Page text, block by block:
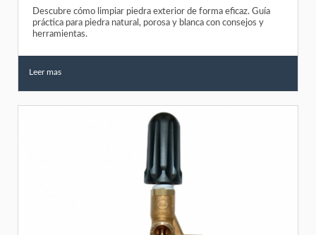
Descubre cómo limpiar piedra exterior de forma eficaz. Guía
práctica para piedra natural, porosa y blanca con consejos y
herramientas.
Leer mas